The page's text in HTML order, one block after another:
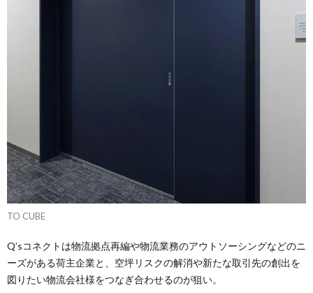
TO CUBE
Q’sコネクトは物流拠点再編や物流業務のアウトソーシングなどのニ
ーズがある荷主企業と、空坪リスクの解消や新たな取引先の創出を
図りたい物流会社様をつなぎ合わせるのが狙い。